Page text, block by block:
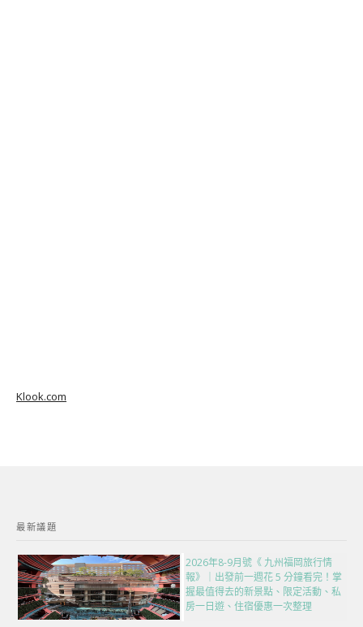
Klook.com
最新議題
2026年8-9月號《 九州福岡旅行情
報》｜出發前一週花 5 分鐘看完！掌
握最值得去的新景點、限定活動、私
房一日遊、住宿優惠一次整理